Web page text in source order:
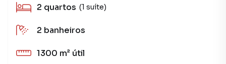
2 quartos (1 suíte)
2 banheiros
1300 m² útil